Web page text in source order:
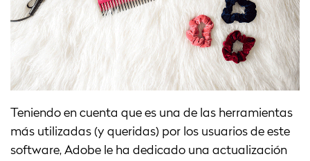
Teniendo en cuenta que es una de las herramientas
más utilizadas (y queridas) por los usuarios de este
software, Adobe le ha dedicado una actualización